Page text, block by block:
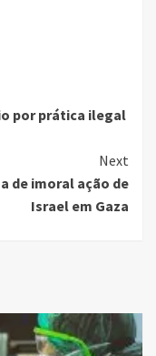
por prática ilegal
Next
de imoral ação de
Israel em Gaza